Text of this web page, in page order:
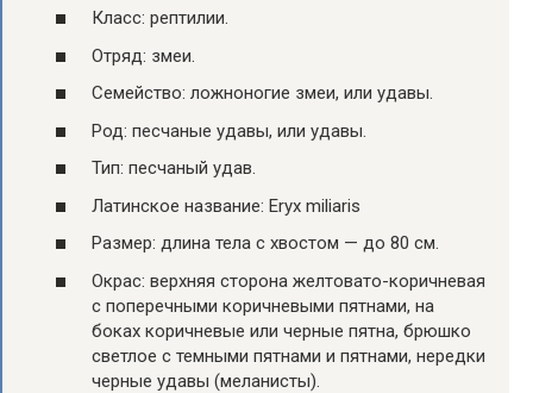
Класс: рептилии.
Отряд: змеи.
Семейство: ложноногие змеи, или удавы.
Род: песчаные удавы, или удавы.
Тип: песчаный удав.
Латинское название: Eryx miliaris
Размер: длина тела с хвостом — до 80 см.
Окрас: верхняя сторона желтовато-коричневая
с поперечными коричневыми пятнами, на
боках коричневые или черные пятна, брюшко
светлое с темными пятнами и пятнами, нередки
черные удавы (меланисты).